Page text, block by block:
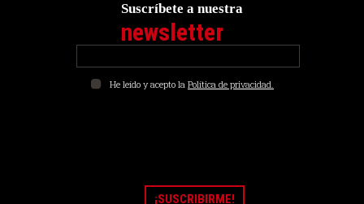
Suscríbete a nuestra
newsletter
He leído y acepto la Política de privacidad.